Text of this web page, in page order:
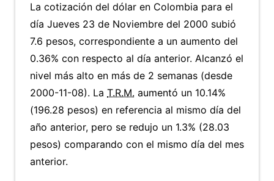
La cotización del dólar en Colombia para el
día Jueves 23 de Noviembre del 2000 subió
7.6 pesos, correspondiente a un aumento del
0.36% con respecto al día anterior. Alcanzó el
nivel más alto en más de 2 semanas (desde
2000-11-08). La T.R.M. aumentó un 10.14%
(196.28 pesos) en referencia al mismo día del
año anterior, pero se redujo un 1.3% (28.03
pesos) comparando con el mismo día del mes
anterior.